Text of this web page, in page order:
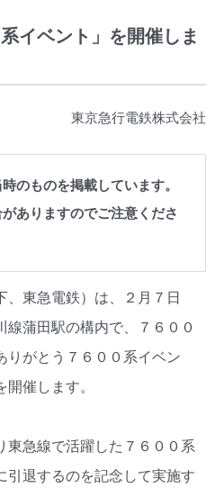
イベント」を開催しま
東京急行電鉄株式会社
のものを掲載しています。
ありますのでご注意くださ
東急電鉄）は、２月７日
線蒲田駅の構内で、７６００
りがとう７６００系イベン
開催します。
東急線で活躍した７６００系
引退するのを記念して実施す